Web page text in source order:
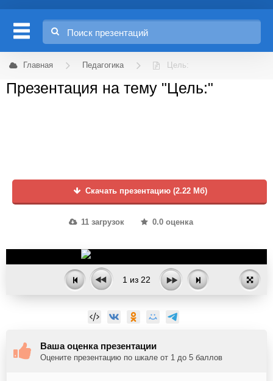
Главная Педагогика Цель:
Презентация на тему "Цель:"
Скачать презентацию (2.22 Мб)
11 загрузок 0.0 оценка
1 из 22
Ваша оценка презентации
Оцените презентацию по шкале от 1 до 5 баллов